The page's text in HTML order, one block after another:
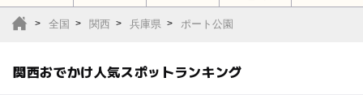
全国 関西 兵庫県 ポート公園
関西おでかけ人気スポットランキング